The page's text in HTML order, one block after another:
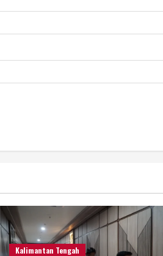
Kalimantan Tengah